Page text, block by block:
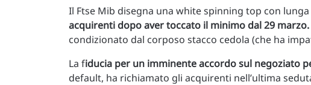
Il Ftse Mib disegna una white spinning top con
acquirenti dopo aver toccato il minimo dal 29 marzo.
condizionato dal corposo stacco cedola (che ha
La fiducia per un imminente accordo sul negoziato
default, ha richiamato gli acquirenti nell’ultima